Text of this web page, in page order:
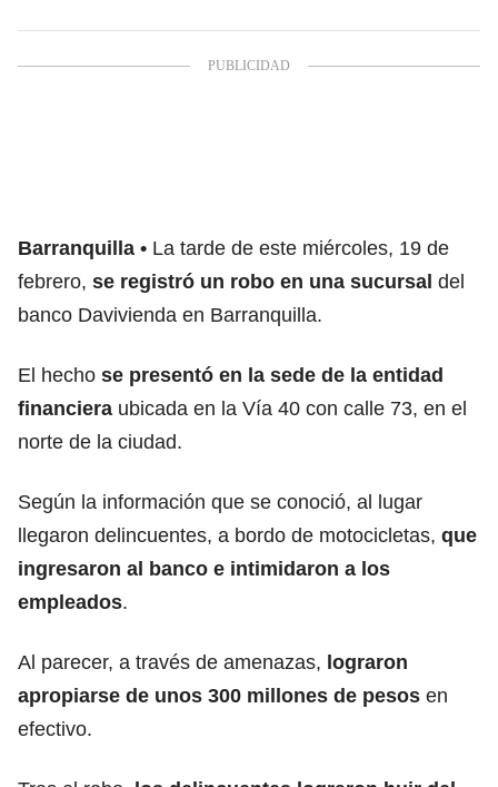
Barranquilla
La tarde de este miércoles, 19 de
febrero, se registró un robo en una sucursal del
banco Davivienda en Barranquilla.
El hecho se presentó en la sede de la entidad
financiera ubicada en la Vía 40 con calle 73, en el
norte de la ciudad.
Según la información que se conoció, al lugar
llegaron delincuentes, a bordo de motocicletas, que
ingresaron al banco e intimidaron a los
empleados.
Al parecer, a través de amenazas, lograron
apropiarse de unos 300 millones de pesos en
efectivo.